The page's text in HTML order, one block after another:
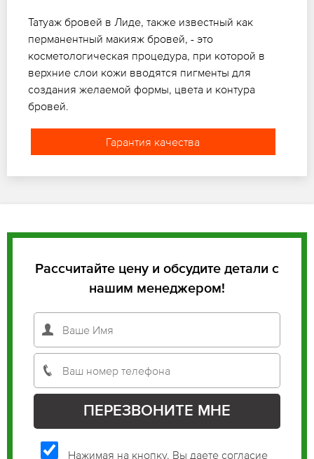
Татуаж бровей в Лиде, также известный как
перманентный макияж бровей, - это
косметологическая процедура, при которой в
верхние слои кожи вводятся пигменты для
создания желаемой формы, цвета и контура
бровей.
Гарантия качества
Рассчитайте цену и обсудите детали с
нашим менеджером!
Нажимая на кнопку, Вы даете согласие